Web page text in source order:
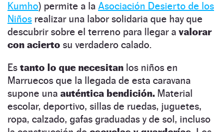
Kumho) permite a la Asociación Desierto de los
Niños realizar una labor solidaria que hay que
descubrir sobre el terreno para llegar a valorar
con acierto su verdadero calado.
Es tanto lo que necesitan los niños en
Marruecos que la llegada de esta caravana
supone una auténtica bendición. Material
escolar, deportivo, sillas de ruedas, juguetes,
ropa, calzado, gafas graduadas y de sol, incluso